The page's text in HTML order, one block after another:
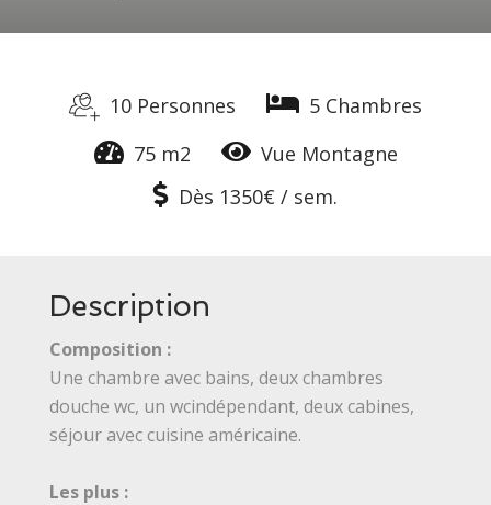
10 Personnes
5 Chambres
75 m2
Vue Montagne
Dès 1350€ / sem.
Description
Composition :
Une chambre avec bains, deux chambres
douche wc, un wcindépendant, deux cabines,
séjour avec cuisine américaine.
Les plus :